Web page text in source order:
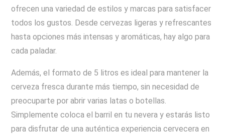
ofrecen una variedad de estilos y marcas para satisfacer
todos los gustos. Desde cervezas ligeras y refrescantes
hasta opciones más intensas y aromáticas, hay algo para
cada paladar.
Además, el formato de 5 litros es ideal para mantener la
cerveza fresca durante más tiempo, sin necesidad de
preocuparte por abrir varias latas o botellas.
Simplemente coloca el barril en tu nevera y estarás listo
para disfrutar de una auténtica experiencia cervecera en